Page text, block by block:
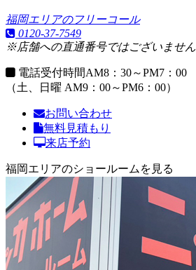
福岡エリアのフリーコール
0120-37-7549
※店舗への直通番号ではございません
電話受付時間AM8：30～PM7：00
（土、日曜 AM9：00～PM6：00）
お問い合わせ
無料見積もり
来店予約
福岡エリアのショールームを見る